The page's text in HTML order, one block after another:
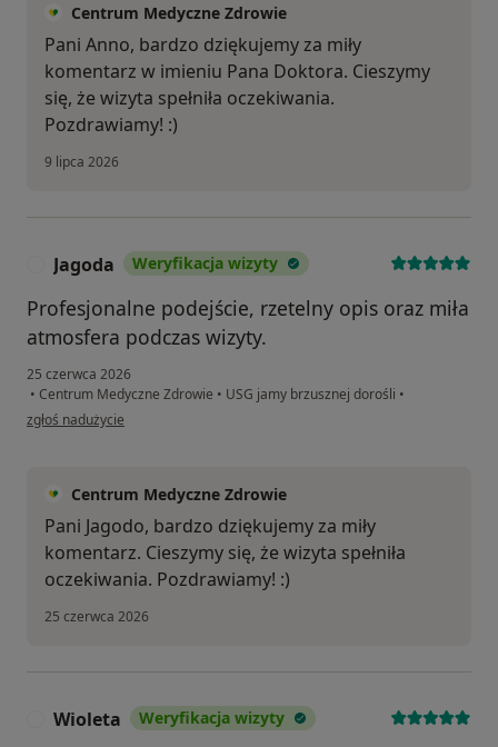
Centrum Medyczne Zdrowie
Pani Anno, bardzo dziękujemy za miły
komentarz w imieniu Pana Doktora. Cieszymy
się, że wizyta spełniła oczekiwania.
Pozdrawiamy! :)
9 lipca 2026
Jagoda Weryfikacja wizyty
Profesjonalne podejście, rzetelny opis oraz miła
atmosfera podczas wizyty.
25 czerwca 2026
• Centrum Medyczne Zdrowie • USG jamy brzusznej dorośli •
w opinii użytkownika Jagoda
zgłoś nadużycie
Centrum Medyczne Zdrowie
Pani Jagodo, bardzo dziękujemy za miły
komentarz. Cieszymy się, że wizyta spełniła
oczekiwania. Pozdrawiamy! :)
25 czerwca 2026
Wioleta Weryfikacja wizyty